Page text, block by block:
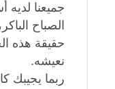
جميعنا
الصباح
حقيقة هذه
نعيشه.
ربما يجيبك